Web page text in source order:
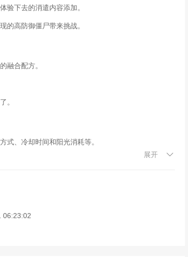
验下去的消遣内容添加。
的高防御僵尸带来挑战。
融合配方。
。
式、冷却时间和阳光消耗等。
先种植经济类植物，并通过巧妙的拼接组合来利用
展开
06:23:02